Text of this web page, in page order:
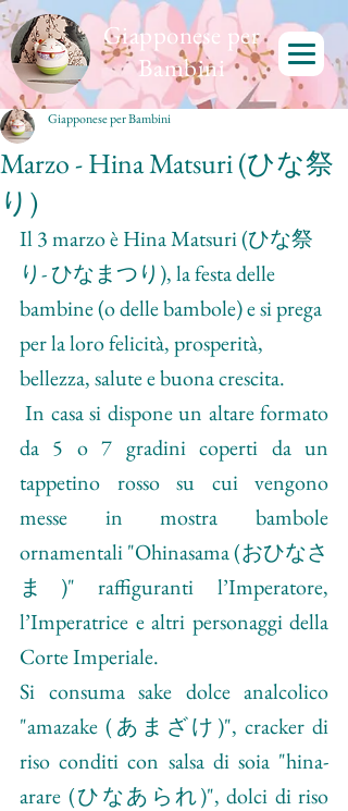
Giapponese per
Bambini
Marzo - Hina Matsuri (ひな祭
り)
Giapponese per Bambini
Il 3 marzo è Hina Matsuri (ひな祭
り- ひなまつり), la festa delle
bambine (o delle bambole) e si prega
per la loro felicità, prosperità,
bellezza, salute e buona crescita.
In casa si dispone un altare formato
da 5 o 7 gradini coperti da un
tappetino rosso su cui vengono
messe in mostra bambole
ornamentali "Ohinasama (おひなさ
ま)" raffiguranti l’Imperatore,
l’Imperatrice e altri personaggi della
Corte Imperiale.
Si consuma sake dolce analcolico
"amazake (あまざけ)", cracker di
riso conditi con salsa di soia "hina-
arare (ひなあられ)", dolci di riso